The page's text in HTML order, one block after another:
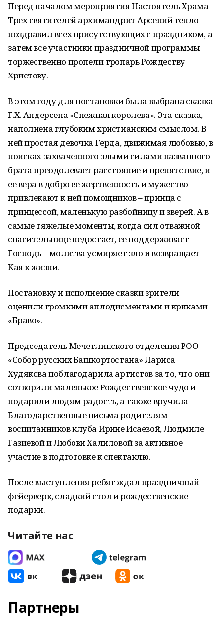
Перед началом мероприятия Настоятель Храма
Трех святителей архимандрит Арсений тепло
поздравил всех присутствующих с праздником, а
затем все участники праздничной программы
торжественно пропели тропарь Рождеству
Христову.
В этом году для постановки была выбрана сказка
Г.Х. Андерсена «Снежная королева». Эта сказка,
наполнена глубоким христианским смыслом. В
ней простая девочка Герда, движимая любовью, в
поисках захваченного злыми силами названного
брата преодолевает расстояние и препятствие, и
ее вера в добро ее жертвенность и мужество
привлекают к ней помощников – принца с
принцессой, маленькую разбойницу и зверей. А в
самые тяжелые моменты, когда сил отважной
спасительнице недостает, ее поддерживает
Господь – молитва усмиряет зло и возвращает
Кая к жизни.
Постановку и исполнение сказки зрители
оценили громкими аплодисментами и криками
«Браво».
Председатель Мечетлинского отделения РОО
«Собор русских Башкортостана» Лариса
Худякова поблагодарила артистов за то, что они
сотворили маленькое Рождественское чудо и
подарили людям радость, а также вручила
Благодарственные письма родителям
воспитанников клуба Ирине Исаевой, Людмиле
Газиевой и Любови Халиловой за активное
участие в подготовке к спектаклю.
После выступления ребят ждал праздничный
фейерверк, сладкий стол и рождественские
подарки.
Читайте нас
Партнеры